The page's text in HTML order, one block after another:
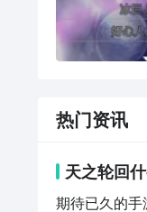
热门资讯
天之轮回
期待已久的手